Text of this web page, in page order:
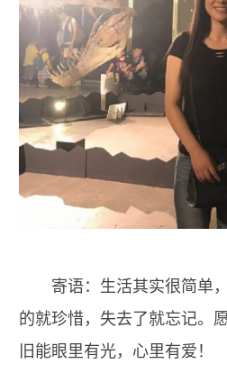
寄语：生活其实很简单
的就珍惜，失去了就忘记。
旧能眼里有光，心里有爱！